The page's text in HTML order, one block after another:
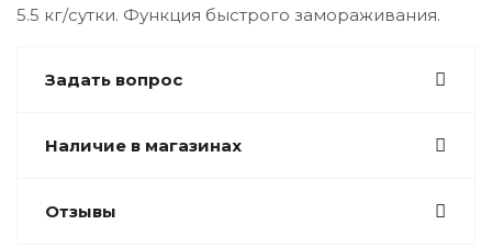
5.5 кг/сутки. Функция быстрого замораживания.
Задать вопрос
Наличие в магазинах
Отзывы